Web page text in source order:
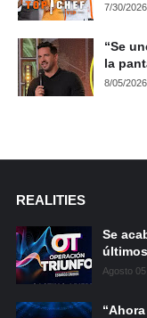
7/30/
“Se
la
8/05/
REALITIES
Se
Agosto